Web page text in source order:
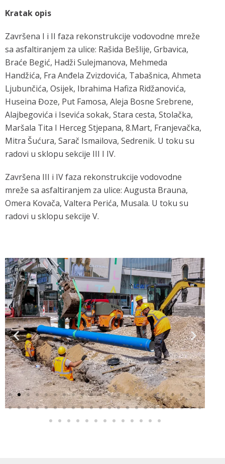
Kratak opis
Završena I i II faza rekonstrukcije vodovodne mreže
sa asfaltiranjem za ulice: Rašida Bešlije, Grbavica,
Braće Begić, Hadži Sulejmanova, Mehmeda
Handžića, Fra Anđela Zvizdovića, Tabašnica, Ahmeta
Ljubunčića, Osijek, Ibrahima Hafiza Ridžanovića,
Huseina Đoze, Put Famosa, Aleja Bosne Srebrene,
Alajbegovića i Isevića sokak, Stara cesta, Stolačka,
Maršala Tita I Herceg Stjepana, 8.Mart, Franjevačka,
Mitra Šućura, Sarač Ismailova, Sedrenik. U toku su
radovi u sklopu sekcije III I IV.
Završena III i IV faza rekonstrukcije vodovodne
mreže sa asfaltiranjem za ulice: Augusta Brauna,
Omera Kovača, Valtera Perića, Musala. U toku su
radovi u sklopu sekcije V.